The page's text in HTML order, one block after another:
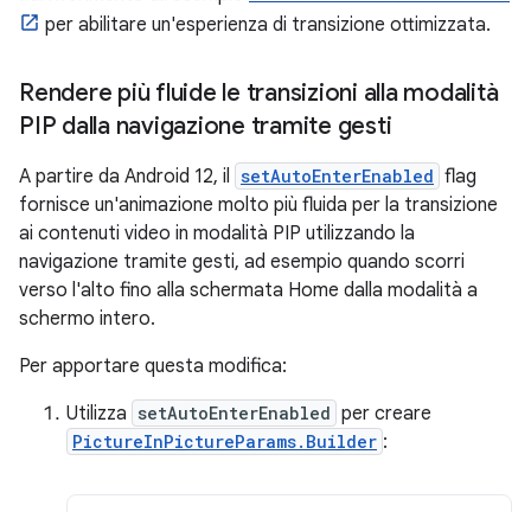
per abilitare un'esperienza di transizione ottimizzata.
Rendere più fluide le transizioni alla modalità
PIP dalla navigazione tramite gesti
A partire da Android 12, il setAutoEnterEnabled flag
fornisce un'animazione molto più fluida per la transizione
ai contenuti video in modalità PIP utilizzando la
navigazione tramite gesti, ad esempio quando scorri
verso l'alto fino alla schermata Home dalla modalità a
schermo intero.
Per apportare questa modifica:
Utilizza setAutoEnterEnabled per creare
PictureInPictureParams.Builder :